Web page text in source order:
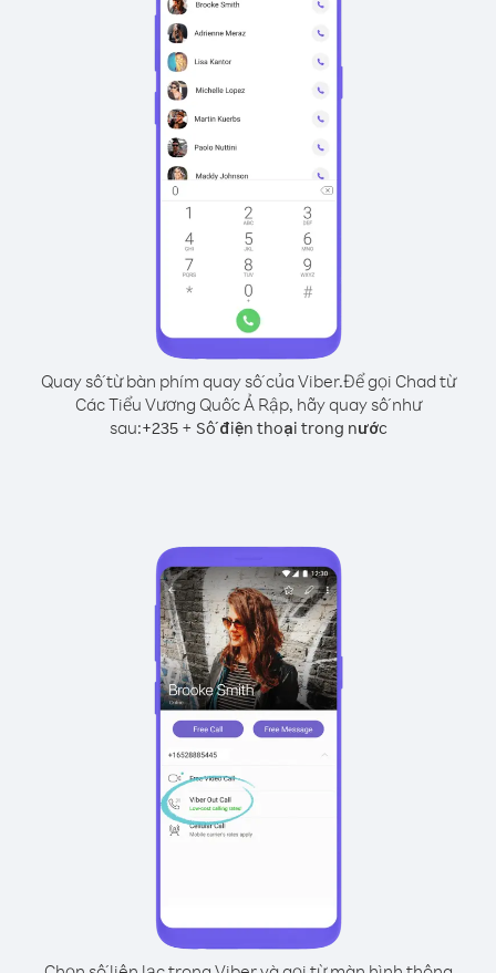
Quay số từ bàn phím quay số của Viber.Để gọi Chad từ
Các Tiểu Vương Quốc Ả Rập, hãy quay số như
sau:+235+ Số điện thoại trong nước